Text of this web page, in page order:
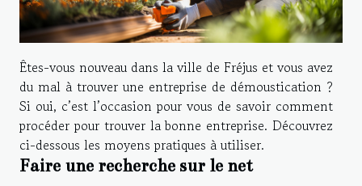
Êtes-vous nouveau dans la ville de Fréjus et vous avez
du mal à trouver une entreprise de démoustication ?
Si oui, c’est l’occasion pour vous de savoir comment
procéder pour trouver la bonne entreprise. Découvrez
ci-dessous les moyens pratiques à utiliser.
Faire une recherche sur le net